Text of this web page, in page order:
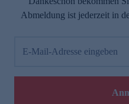
Abmeldung ist jederzeit in
E-Mail-Adresse eingeben